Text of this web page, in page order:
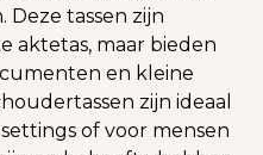
Deze tassen zijn
aktetas, maar bieden
en kleine
zijn ideaal
of voor mensen